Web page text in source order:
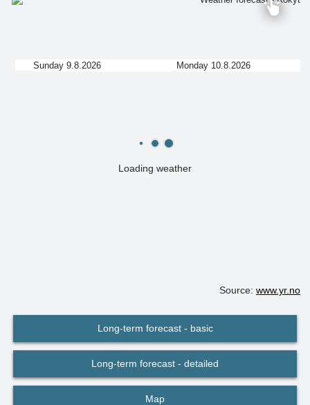
Loading weather
Sunday 9.8.2026 Monday 10.8.2026
Source: www.yr.no
Long-term forecast - basic
Long-term forecast - detailed
Map